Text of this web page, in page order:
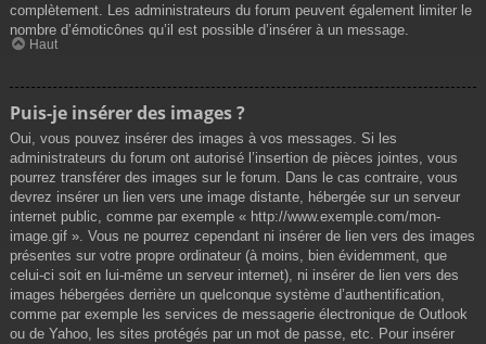
complètement. Les administrateurs du forum peuvent également limiter le
nombre d’émoticônes qu’il est possible d’insérer à un message.
Haut
Puis-je insérer des images ?
Oui, vous pouvez insérer des images à vos messages. Si les
administrateurs du forum ont autorisé l’insertion de pièces jointes, vous
pourrez transférer des images sur le forum. Dans le cas contraire, vous
devrez insérer un lien vers une image distante, hébergée sur un serveur
internet public, comme par exemple « http://www.exemple.com/mon-
image.gif ». Vous ne pourrez cependant ni insérer de lien vers des images
présentes sur votre propre ordinateur (à moins, bien évidemment, que
celui-ci soit en lui-même un serveur internet), ni insérer de lien vers des
images hébergées derrière un quelconque système d’authentification,
comme par exemple les services de messagerie électronique de Outlook
ou de Yahoo, les sites protégés par un mot de passe, etc. Pour insérer